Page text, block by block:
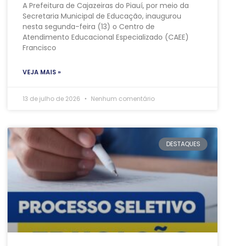
A Prefeitura de Cajazeiras do Piauí, por meio da
Secretaria Municipal de Educação, inaugurou
nesta segunda-feira (13) o Centro de
Atendimento Educacional Especializado (CAEE)
Francisco
VEJA MAIS »
13 de julho de 2026 Nenhum comentário
DESTAQUES